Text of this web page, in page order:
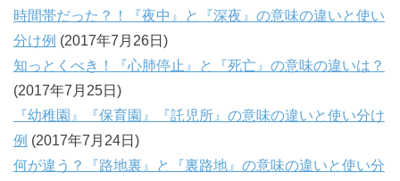
時間帯だった？！『夜中』と『深夜』の意味の違いと使い
分け例 (2017年7月26日)
知っとくべき！『心肺停止』と『死亡』の意味の違いは？
(2017年7月25日)
『幼稚園』『保育園』『託児所』の意味の違いと使い分け
例 (2017年7月24日)
何が違う？『路地裏』と『裏路地』の意味の違いと使い分